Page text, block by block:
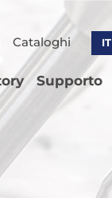
Cataloghi IT
Supporto